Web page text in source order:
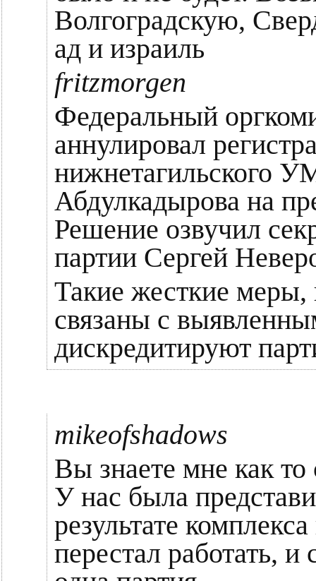
Волгоградскую,
ад и израиль
fritzmorgen
Федеральный
аннулировал
нижнетагильского
Абдулкадырова на
Решение озвучил
партии Сергей
Такие жесткие меры,
связаны с
дискредитируют
mikeofshadows
Вы знаете мне как то
У нас была
результате
перестал работать, и